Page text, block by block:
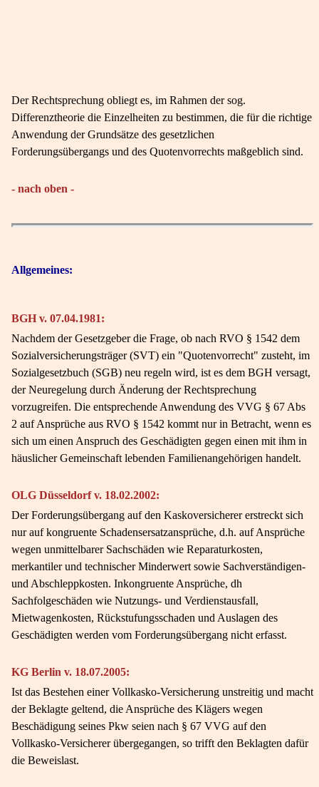
Der Rechtsprechung obliegt es, im Rahmen der sog.
Differenztheorie die Einzelheiten zu bestimmen, die für die richtige
Anwendung der Grundsätze des gesetzlichen
Forderungsübergangs und des Quotenvorrechts maßgeblich sind.
- nach oben -
Allgemeines:
BGH v. 07.04.1981:
Nachdem der Gesetzgeber die Frage, ob nach RVO § 1542 dem
Sozialversicherungsträger (SVT) ein "Quotenvorrecht" zusteht, im
Sozialgesetzbuch (SGB) neu regeln wird, ist es dem BGH versagt,
der Neuregelung durch Änderung der Rechtsprechung
vorzugreifen. Die entsprechende Anwendung des VVG § 67 Abs
2 auf Ansprüche aus RVO § 1542 kommt nur in Betracht, wenn es
sich um einen Anspruch des Geschädigten gegen einen mit ihm in
häuslicher Gemeinschaft lebenden Familienangehörigen handelt.
OLG Düsseldorf v. 18.02.2002:
Der Forderungsübergang auf den Kaskoversicherer erstreckt sich
nur auf kongruente Schadensersatzansprüche, d.h. auf Ansprüche
wegen unmittelbarer Sachschäden wie Reparaturkosten,
merkantiler und technischer Minderwert sowie Sachverständigen-
und Abschleppkosten. Inkongruente Ansprüche, dh
Sachfolgeschäden wie Nutzungs- und Verdienstausfall,
Mietwagenkosten, Rückstufungsschaden und Auslagen des
Geschädigten werden vom Forderungsübergang nicht erfasst.
KG Berlin v. 18.07.2005:
Ist das Bestehen einer Vollkasko-Versicherung unstreitig und macht
der Beklagte geltend, die Ansprüche des Klägers wegen
Beschädigung seines Pkw seien nach § 67 VVG auf den
Vollkasko-Versicherer übergegangen, so trifft den Beklagten dafür
die Beweislast.